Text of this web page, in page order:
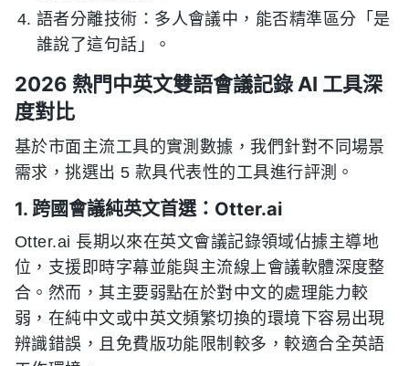
語者分離技術：多人會議中，能否精準區分「是
誰說了這句話」。
2026 熱門中英文雙語會議記錄 AI 工具深
度對比
基於市面主流工具的實測數據，我們針對不同場景
需求，挑選出 5 款具代表性的工具進行評測。
1. 跨國會議純英文首選：Otter.ai
Otter.ai 長期以來在英文會議記錄領域佔據主導地
位，支援即時字幕並能與主流線上會議軟體深度整
合。然而，其主要弱點在於對中文的處理能力較
弱，在純中文或中英文頻繁切換的環境下容易出現
辨識錯誤，且免費版功能限制較多，較適合全英語